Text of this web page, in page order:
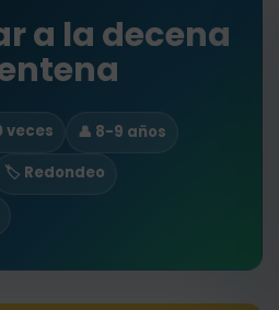
a la decena
veces
👤 8-9 años
🏷️ Redondeo